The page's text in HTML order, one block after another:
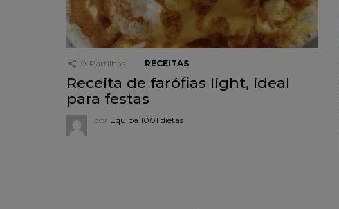
0 Partilhas RECEITAS
Receita de farófias light, ideal
para festas
por Equipa 1001 dietas